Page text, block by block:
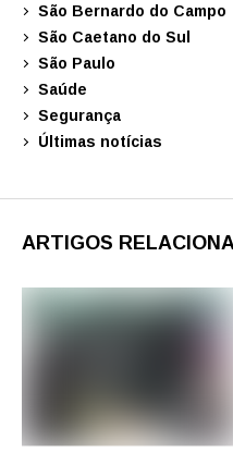
São Bernardo do Campo
São Caetano do Sul
São Paulo
Saúde
Segurança
Últimas notícias
ARTIGOS